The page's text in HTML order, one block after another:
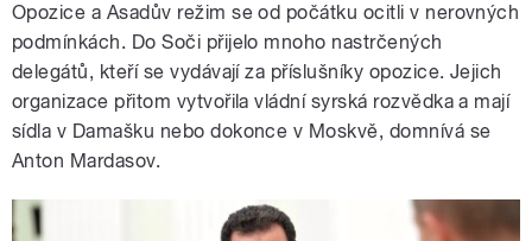
Opozice a Asadův režim se od počátku ocitli v nerovných
podmínkách. Do Soči přijelo mnoho nastrčených
delegátů, kteří se vydávají za příslušníky opozice. Jejich
organizace přitom vytvořila vládní syrská rozvědka a mají
sídla v Damašku nebo dokonce v Moskvě, domnívá se
Anton Mardasov.